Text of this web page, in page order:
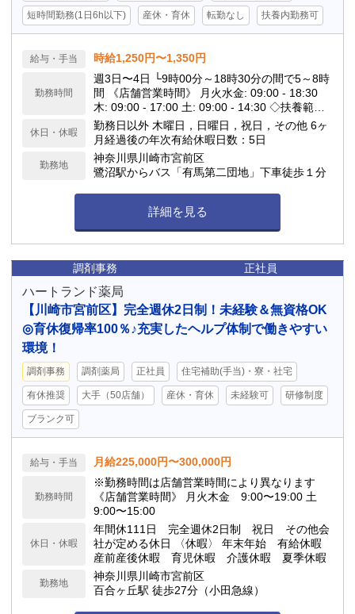
短時間勤務(1日6h以下) 産休・育休 転勤なし 扶養内勤務可
給与・手当 時給1,250円〜1,350円
勤務時間
週3日〜4日 └9時00分～18時30分の間で5～8時
間 《店舗営業時間》 月火水金: 09:00 - 18:30
木: 09:00 - 17:00 土: 09:00 - 14:30 ◇扶養範囲
内の就労可
休日・休暇
勤務日以外 木曜日，日曜日，祝日，その他 6ヶ
月経過後の年次有給休暇日数：5日
勤務地
神奈川県川崎市宮前区
鷺沼駅からバス「有馬第二団地」下車徒歩１分
詳細を見る
調剤事務 正社員
ハートランド薬局
【川崎市宮前区】完全週休2日制！未経験＆無資格OK
◎育休復帰率100％♪充実したヘルプ体制で働きやすい
環境！
調剤事務 調剤薬局 正社員 住宅補助(手当)・寮・社宅
有休推奨 大手（50店舗） 産休・育休 未経験可 研修制度
ブランク可
給与・手当 月給225,000円〜300,000円
勤務時間
※勤務時間は店舗営業時間により異なります
《店舗営業時間》 月火木金 9:00〜19:00 土
9:00〜15:00
休日・休暇
年間休111日 完全週休2日制 祝日 その他会
社が定める休日 〈休暇〉 年末年始 有給休暇
産前産後休暇 育児休暇 介護休暇 夏季休暇
勤務地
神奈川県川崎市宮前区
百合ヶ丘駅 徒歩27分（小田急線）